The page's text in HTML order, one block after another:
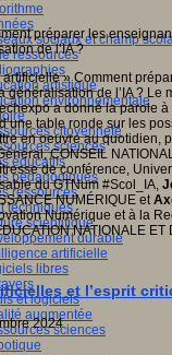
sociaux et champ
ressources
artistique
environnementale
citoyenneté
sciences
éducatifs
pédagogiques
ressources
techniques
scientifique
durable
artificielle
libres
et logiciels
augmentée
sciences
» Comment
généralisation de l’IA ? Le
a donné la parole à
table ronde sur les
en oeuvre au quotidien,
CONSEIL
de conférence,
du GTNum #Scol_IA,
NUMÉRIQUE et
Numérique et à la
NATIONALE ET
et l’esprit
2024